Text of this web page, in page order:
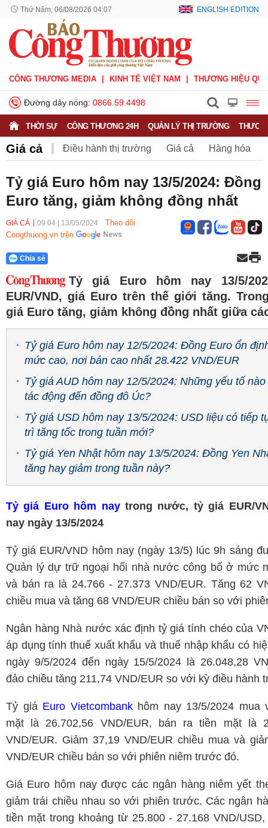
Thứ Năm, 06/08/2026 04:07 ENGLISH EDITION
CÔNG THƯƠNG MEDIA KINH TẾ VIỆT NAM THƯƠNG HIỆU
Đường dây nóng: 0866.59.4498
THỜI SỰ CÔNG THƯƠNG 24H QUẢN LÝ THỊ TRƯỜNG
Giá cả Điều hành thị trường Giá cả Hàng hóa
Tỷ giá Euro hôm nay 13/5/2024: Đồng
Euro tăng, giảm không đồng nhất
GIÁ CẢ 09:04 13/05/2024
Theo dõi
Congthuong.vn trên
Chia sẻ
Tỷ giá Euro hôm nay 13/5/
EUR/VND, giá Euro trên thế giới tăng.
giá Euro tăng, giảm không đồng nhất giữa
Tỷ giá Euro hôm nay 12/5/2024: Đồng Euro ổn
mức cao, nơi bán cao nhất 28.422 VND/EUR
Tỷ giá AUD hôm nay 12/5/2024: Những yếu tố
tác động đến đồng đô Úc?
Tỷ giá USD hôm nay 13/5/2024: USD liệu có tiếp
trì tăng tốc trong tuần mới?
Tỷ giá Yen Nhật hôm nay 13/5/2024: Đồng Yen
tăng hay giảm trong tuần này?
Tỷ giá Euro hôm naytrong nước, tỷ giá EUR/
nay ngày 13/5/2024
Tỷ giá EUR/VND hôm nay (ngày 13/5) lúc 9h sáng
Quản lý dự trữ ngoại hối nhà nước công bố ở mức
và bán ra là 24.766 - 27.373 VND/EUR. Tăng 62
chiều mua và tăng 68 VND/EUR chiều bán so với
Ngân hàng Nhà nước xác định tỷ giá tính chéo của
áp dụng tính thuế xuất khẩu và thuế nhập khẩu có
ngày 9/5/2024 đến ngày 15/5/2024 là 26.048,28
đảo chiều tăng 211,74 VND/EUR so với kỳ điều hành
Tỷ giá Euro Vietcombank hôm nay 13/5/2024 mua
mặt là 26.702,56 VND/EUR, bán ra tiền mặt là
VND/EUR. Giảm 37,19 VND/EUR chiều mua và
VND/EUR chiều bán so với phiên niêm trước đó.
Giá Euro hôm nay được các ngân hàng niêm yết
giảm trái chiều nhau so với phiên trước. Các ngân
tiền mặt trong khoảng từ 25.800 - 27.168 VND/